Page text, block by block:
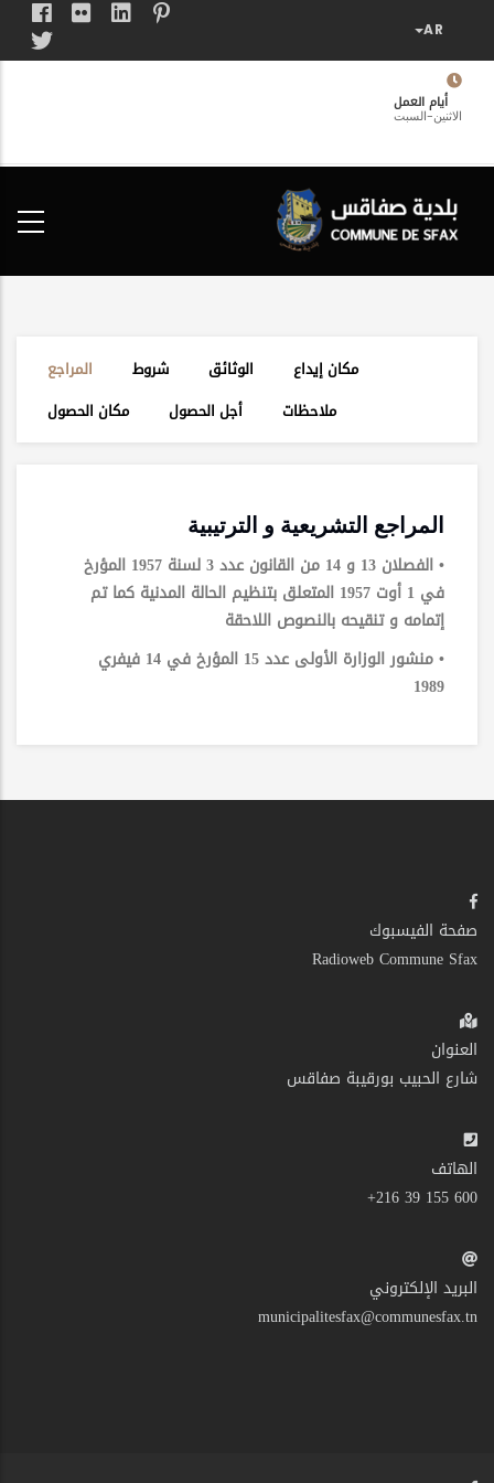
المحتوى
الرئيسيأيام العمل
الاثنين-السبت
المراجع شروط الوثائق
مكان إيداع
مكان الحصول
أجل الحصول ملاحظات
المراجع التشريعية و الترتيبية
• الفصلان 13 و 14 من القانون عدد 3 لسنة 1957 المؤرخ
في 1 أوت 1957 المتعلق بتنظيم الحالة المدنية كما تم
إتمامه و تنقيحه بالنصوص اللاحقة
• منشور الوزارة الأولى عدد 15 المؤرخ في 14 فيفري
1989
صفحة الفيسبوك
Radioweb Commune Sfax
العنوان
شارع الحبيب بورقيبة صفاقس
الهاتف
600 155 39 216+
البريد الإلكتروني
municipalitesfax@communesfax.tn